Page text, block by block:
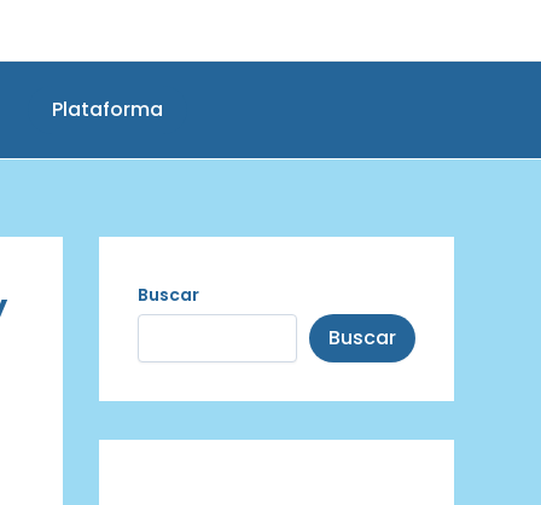
Plataforma
Buscar
Buscar